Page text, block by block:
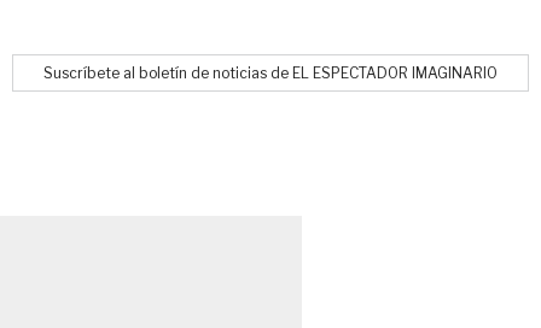
Suscríbete al boletín de noticias de EL ESPECTADOR IMAGINARIO